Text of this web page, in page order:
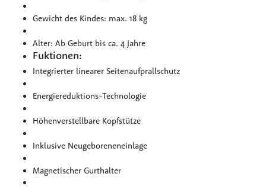
Gewicht des Kindes: max. 18 kg
Alter: Ab Geburt bis ca. 4 Jahre
Fuktionen:
Integrierter linearer Seitenaufprallschutz
Energiereduktions-Technologie
Höhenverstellbare Kopfstütze
Inklusive Neugeboreneneinlage
Magnetischer Gurthalter